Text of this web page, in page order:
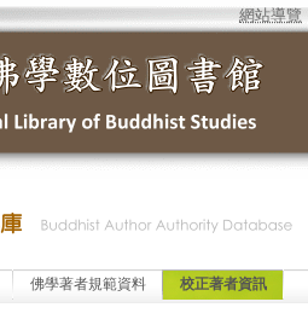
網站導覽
佛學著者規範資料 校正著者資訊